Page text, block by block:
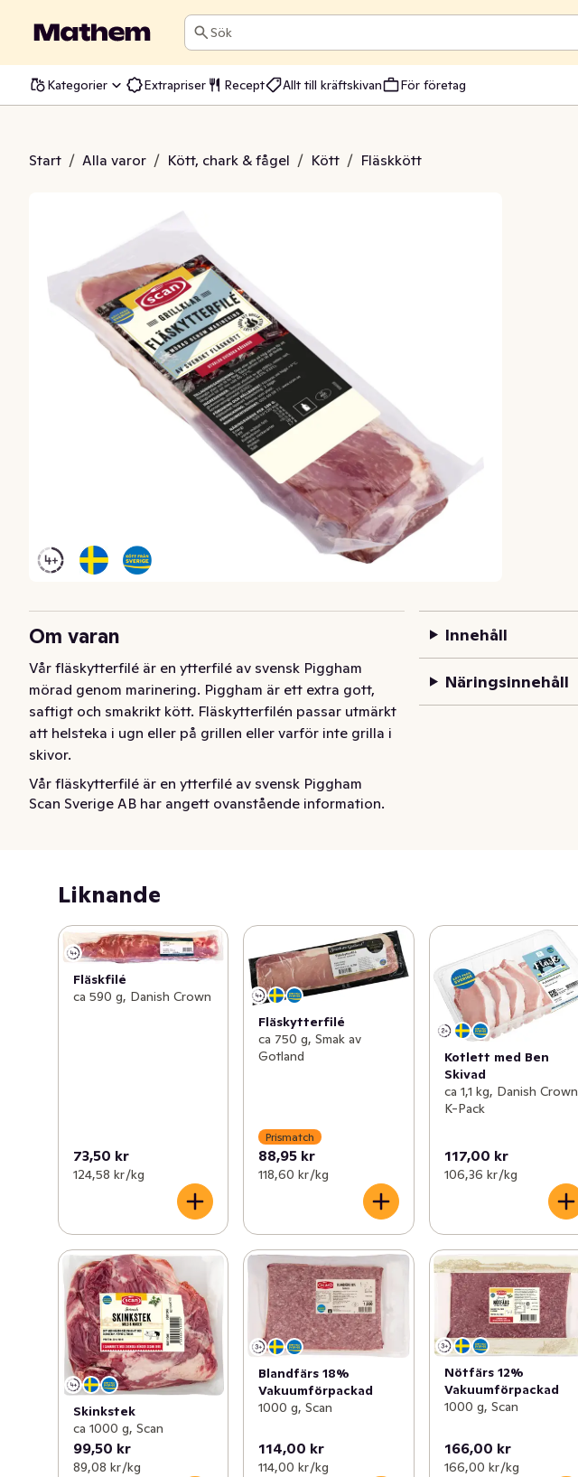
Sök
Kategorier Extrapriser Recept Allt till kräftskivan För företag
Start / Alla varor / Kött, chark & fågel / Kött / Fläskkött
Om varan
Vår fläskytterfilé är en ytterfilé av svensk Piggham
mörad genom marinering. Piggham är ett extra gott,
saftigt och smakrikt kött. Fläskytterfilén passar utmärkt
att helsteka i ugn eller på grillen eller varför inte grilla i
skivor.
Vår fläskytterfilé är en ytterfilé av svensk Piggham
mörad genom marinering. Piggham är ett extra gott,
Scan Sverige AB har angett ovanstående information.
Innehåll
Näringsinnehåll
Liknande
Fläskfilé
ca 590 g, Danish Crown
73,50 kr
124,58 kr /kg
Fläskytterfilé
ca 750 g, Smak av
Gotland
Prismatch
88,95 kr
118,60 kr /kg
Kotlett med Ben
Skivad
ca 1,1 kg, Danish Crown
K-Pack
117,00 kr
106,36 kr /kg
Skinkstek
ca 1000 g, Scan
99,50 kr
89,08 kr /kg
Blandfärs 18%
Vakuumförpackad
1000 g, Scan
114,00 kr
114,00 kr /kg
Nötfärs 12%
Vakuumförpackad
1000 g, Scan
166,00 kr
166,00 kr /kg